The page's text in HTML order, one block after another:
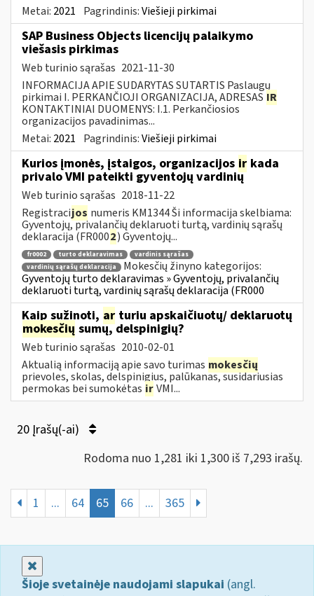
Metai: 2021 Pagrindinis:Viešieji pirkimai
SAP Business Objects licencijų palaikymo
viešasis pirkimas
Web turinio sąrašas 2021-11-30
INFORMACIJA APIE SUDARYTAS SUTARTIS Paslaugų
pirkimai I. PERKANČIOJI ORGANIZACIJA, ADRESAS IR
KONTAKTINIAI DUOMENYS: I.1. Perkančiosios
organizacijos pavadinimas...
Metai: 2021 Pagrindinis:Viešieji pirkimai
Kurios įmonės, įstaigos, organizacijos ir kada
privalo VMI pateikti gyventojų vardinių
Web turinio sąrašas 2018-11-22
Registracijos numeris KM1344 Ši informacija skelbiama:
Gyventojų, privalančių deklaruoti turtą, vardinių sąrašų
deklaracija (FR0002) Gyventojų...
fr0002 turto deklaravimas
vardinis sąrašas
vardinių sąrašų deklaracija
Mokesčių žinyno kategorijos:
Gyventojų turto deklaravimas » Gyventojų, privalančių
deklaruoti turtą, vardinių sąrašų deklaracija (FR000
Kaip sužinoti, ar turiu apskaičiuotų/ deklaruotų
mokesčių sumų, delspinigių?
Web turinio sąrašas 2010-02-01
Aktualią informaciją apie savo turimas mokesčių
prievoles, skolas, delspinigius, palūkanas, susidariusias
permokas bei sumokėtas irVMI...
20 Įrašų(-ai)
Rodoma nuo 1,281 iki 1,300 iš 7,293 irašų.
1 ... 64 65 66 ... 365
Šioje svetainėje naudojami slapukai (angl.